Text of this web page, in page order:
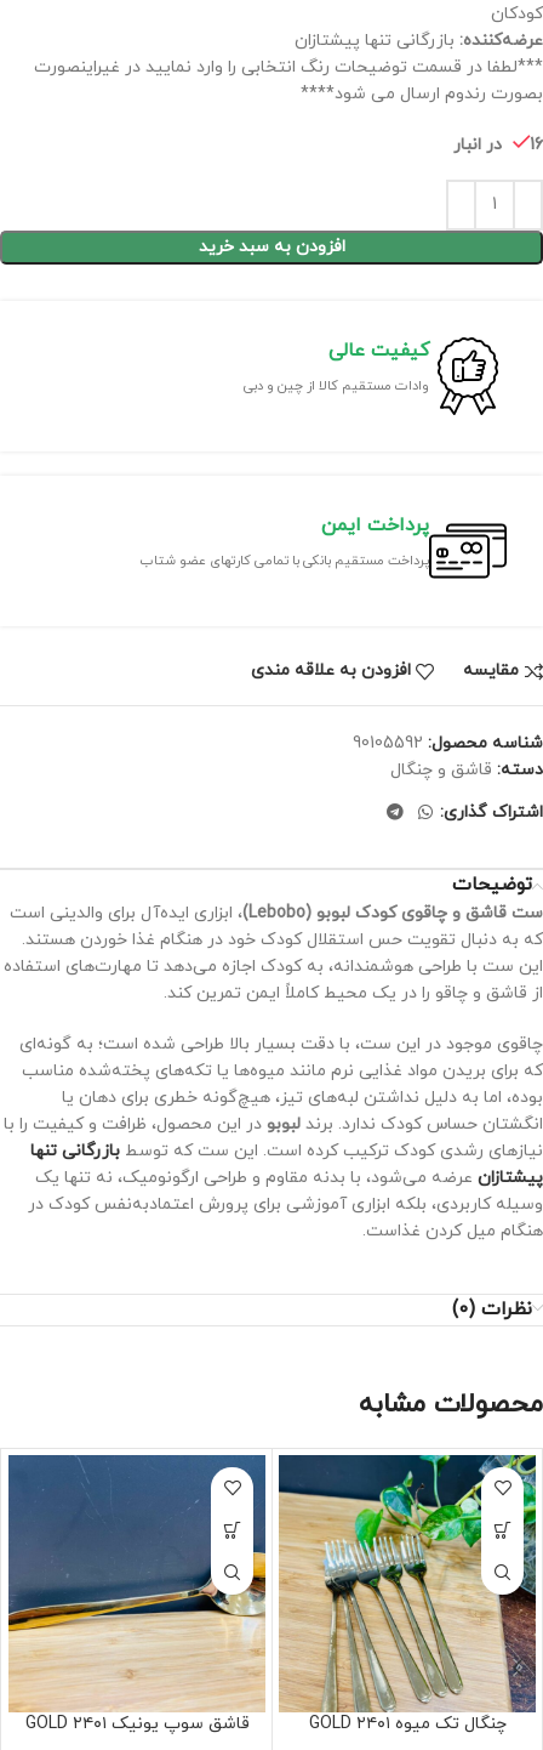
کودکان
عرضه‌کننده: بازرگانی تنها پیشتازان
***لطفا در قسمت توضیحات رنگ انتخابی را وارد نمایید در غیراینصورت
بصورت رندوم ارسال می شود****
16 در انبار
افزودن به سبد خرید
کیفیت عالی
وادات مستقیم کالا از چین و دبی
پرداخت ایمن
پرداخت مستقیم بانکی با تمامی کارتهای عضو شتاب
مقايسه افزودن به علاقه مندی
شناسه محصول: 90105592
دسته: قاشق و چنگال
اشتراک گذاری:
توضیحات
ست قاشق و چاقوی کودک لبوبو (Lebobo)
، ابزاری ایده‌آل برای والدینی است
که به دنبال تقویت حس استقلال کودک خود در هنگام غذا خوردن هستند.
این ست با طراحی هوشمندانه، به کودک اجازه می‌دهد تا مهارت‌های استفاده
از قاشق و چاقو را در یک محیط کاملاً ایمن تمرین کند.
چاقوی موجود در این ست، با دقت بسیار بالا طراحی شده است؛ به گونه‌ای
که برای بریدن مواد غذایی نرم مانند میوه‌ها یا تکه‌های پخته‌شده مناسب
بوده، اما به دلیل نداشتن لبه‌های تیز، هیچ‌گونه خطری برای دهان یا
انگشتان حساس کودک ندارد. برند لبوبو در این محصول، ظرافت و کیفیت را با
نیازهای رشدی کودک ترکیب کرده است. این ست که توسط بازرگانی تنها
پیشتازان عرضه می‌شود، با بدنه مقاوم و طراحی ارگونومیک، نه تنها یک
وسیله کاربردی، بلکه ابزاری آموزشی برای پرورش اعتمادبه‌نفس کودک در
هنگام میل کردن غذاست.
نظرات (0)
محصولات مشابه
چنگال تک میوه ۲۴۰۱ GOLD قاشق سوپ یونیک ۲۴۰۱ GOLD